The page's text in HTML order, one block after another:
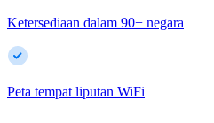
Ketersediaan dalam 90+ negara
Peta tempat liputan WiFi